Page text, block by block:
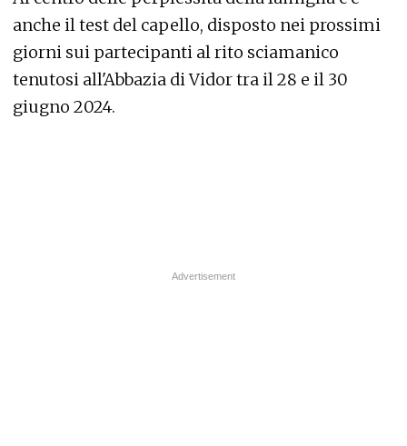
anche il test del capello, disposto nei prossimi
giorni sui partecipanti al rito sciamanico
tenutosi all'Abbazia di Vidor tra il 28 e il 30
giugno 2024.